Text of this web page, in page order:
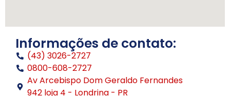
Informações de contato:
(43) 3026-2727
0800-608-2727
Av Arcebispo Dom Geraldo Fernandes
942 loja 4 - Londrina - PR